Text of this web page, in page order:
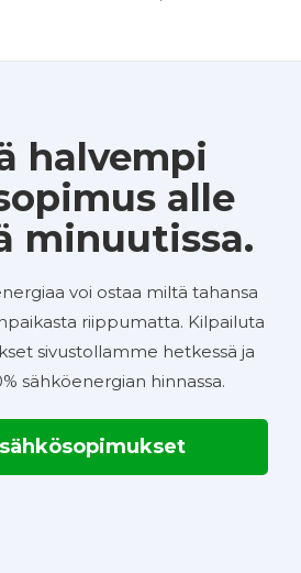
halvempi
alle
minuutissa.
voi ostaa miltä tahansa
riippumatta. Kilpailuta
sivustollamme hetkessä ja
sähköenergian hinnassa.